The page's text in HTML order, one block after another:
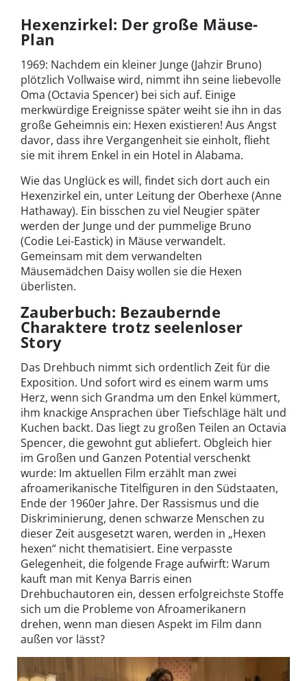
Hexenzirkel: Der große Mäuse-
Plan
1969: Nachdem ein kleiner Junge (Jahzir Bruno)
plötzlich Vollwaise wird, nimmt ihn seine liebevolle
Oma (Octavia Spencer) bei sich auf. Einige
merkwürdige Ereignisse später weiht sie ihn in das
große Geheimnis ein: Hexen existieren! Aus Angst
davor, dass ihre Vergangenheit sie einholt, flieht
sie mit ihrem Enkel in ein Hotel in Alabama.
Wie das Unglück es will, findet sich dort auch ein
Hexenzirkel ein, unter Leitung der Oberhexe (Anne
Hathaway). Ein bisschen zu viel Neugier später
werden der Junge und der pummelige Bruno
(Codie Lei-Eastick) in Mäuse verwandelt.
Gemeinsam mit dem verwandelten
Mäusemädchen Daisy wollen sie die Hexen
überlisten.
Zauberbuch: Bezaubernde
Charaktere trotz seelenloser
Story
Das Drehbuch nimmt sich ordentlich Zeit für die
Exposition. Und sofort wird es einem warm ums
Herz, wenn sich Grandma um den Enkel kümmert,
ihm knackige Ansprachen über Tiefschläge hält und
Kuchen backt. Das liegt zu großen Teilen an Octavia
Spencer, die gewohnt gut abliefert. Obgleich hier
im Großen und Ganzen Potential verschenkt
wurde: Im aktuellen Film erzählt man zwei
afroamerikanische Titelfiguren in den Südstaaten,
Ende der 1960er Jahre. Der Rassismus und die
Diskriminierung, denen schwarze Menschen zu
dieser Zeit ausgesetzt waren, werden in „Hexen
hexen“ nicht thematisiert. Eine verpasste
Gelegenheit, die folgende Frage aufwirft: Warum
kauft man mit Kenya Barris einen
Drehbuchautoren ein, dessen erfolgreichste Stoffe
sich um die Probleme von Afroamerikanern
drehen, wenn man diesen Aspekt im Film dann
außen vor lässt?